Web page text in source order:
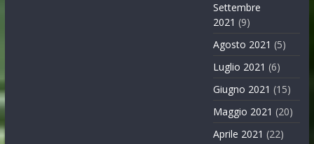
Settembre
2021 (9)
Agosto 2021 (5)
Luglio 2021 (6)
Giugno 2021 (15)
Maggio 2021 (20)
Aprile 2021 (22)